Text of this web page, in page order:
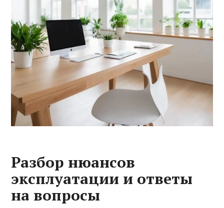
Разбор нюансов
эксплуатации и ответы
на вопросы